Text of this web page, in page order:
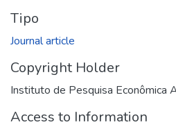
Tipo
Journal article
Copyright Holder
Instituto de Pesquisa Econômica
Access to Information